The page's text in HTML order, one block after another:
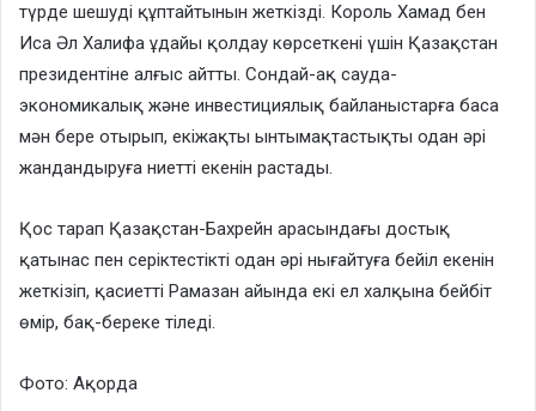
түрде шешуді құптайтынын жеткізді. Король Хамад бен
Иса Әл Халифа ұдайы қолдау көрсеткені үшін Қазақстан
президентіне алғыс айтты. Сондай-ақ сауда-
экономикалық және инвестициялық байланыстарға баса
мән бере отырып, екіжақты ынтымақтастықты одан әрі
жандандыруға ниетті екенін растады.
Қос тарап Қазақстан-Бахрейн арасындағы достық
қатынас пен серіктестікті одан әрі нығайтуға бейіл екенін
жеткізіп, қасиетті Рамазан айында екі ел халқына бейбіт
өмір, бақ-береке тіледі.
Фото: Ақорда